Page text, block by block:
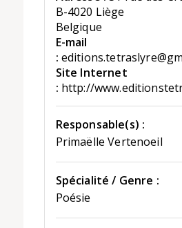
B-4020 Liège
Belgique
E-mail
:
Site Internet
: http://
Responsable(s) :
Primaëlle Vertenoeil
Spécialité / Genre :
Poésie